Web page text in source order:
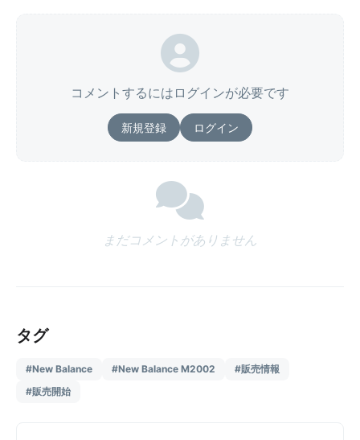
コメントするにはログインが必要です
新規登録 ログイン
まだコメントがありません
タグ
#New Balance #New Balance M2002
#販売情報
#販売開始